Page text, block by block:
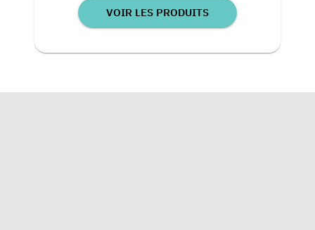
VOIR LES PRODUITS